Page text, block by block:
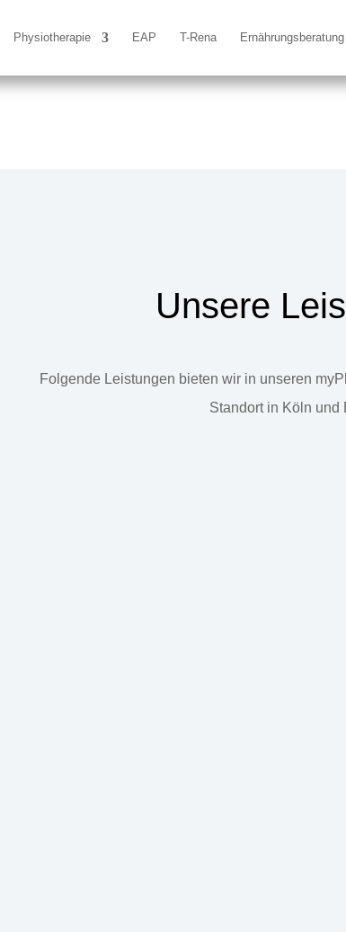
Physiotherapie EAP T-Rena Ernährungsberatung
Unsere
Folgende Leistungen bieten wir in unseren
Standort in Köln und